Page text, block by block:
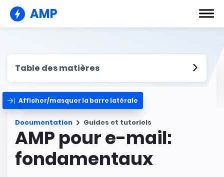
AMP
Table des matières
Afficher/masquer la barre latérale
Documentation Guides et tutoriels
AMP pour e-mail:
fondamentaux